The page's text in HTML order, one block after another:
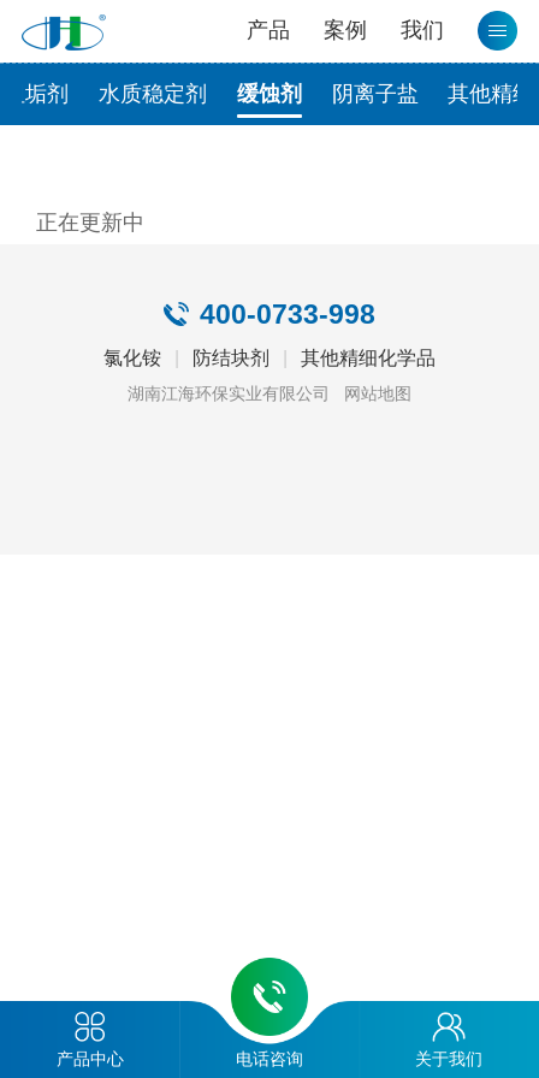
产品 案例 我们
阻垢剂 水质稳定剂 缓蚀剂 阴离子盐 其他精
正在更新中
400-0733-998
氯化铵 | 防结块剂 | 其他精细化学品
湖南江海环保实业有限公司 网站地图
产品中心 电话咨询 关于我们